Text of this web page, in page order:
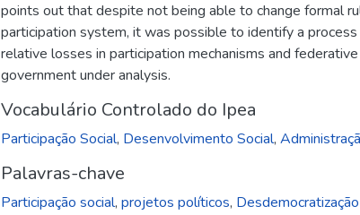
points out that despite not being able to change formal
participation system, it was possible to identify a
relative losses in participation mechanisms and
government under analysis.
Vocabulário Controlado do Ipea
Participação Social, Desenvolvimento Social,
Palavras-chave
Participação social,projetos políticos, Desdemocratização